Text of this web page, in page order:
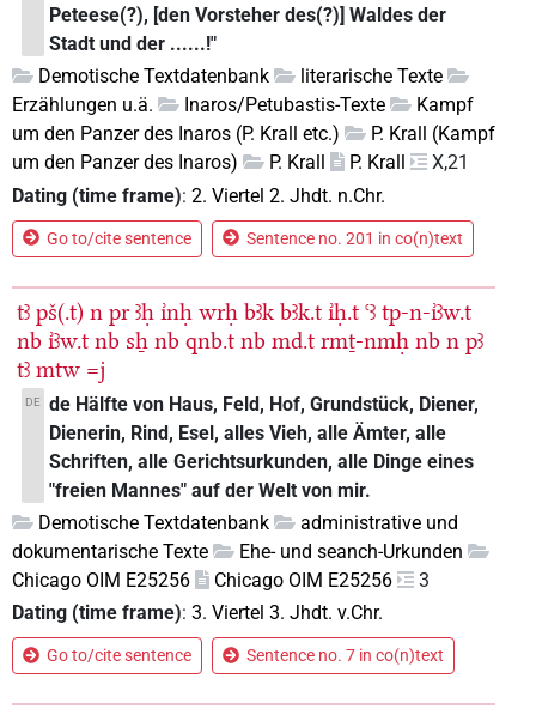
Peteese(?), [den Vorsteher des(?)] Waldes der
Stadt und der ......!"
Demotische Textdatenbank
literarische Texte
Erzählungen u.ä.
Inaros/Petubastis-Texte
Kampf
um den Panzer des Inaros (P. Krall etc.)
P. Krall (Kampf
um den Panzer des Inaros)
P. Krall P. Krall
X,21
Dating (time frame): 2. Viertel 2. Jhdt. n.Chr.
Go to/cite sentence Sentence no. 201 in co(n)text
tꜣ pš(.t) n pr ꜣḥ ı͗nḥ wrḥ bꜣk bꜣk.t ı͗ḥ.t ꜥꜣ tp-n-ı͗ꜣw.t
nb ı͗ꜣw.t nb sẖ nb qnb.t nb md.t rmṯ-nmḥ nb n pꜣ
tꜣ mtw =j
DE de Hälfte von Haus, Feld, Hof, Grundstück, Diener,
Dienerin, Rind, Esel, alles Vieh, alle Ämter, alle
Schriften, alle Gerichtsurkunden, alle Dinge eines
"freien Mannes" auf der Welt von mir.
Demotische Textdatenbank
administrative und
dokumentarische Texte
Ehe- und seanch-Urkunden
Chicago OIM E25256
Chicago OIM E25256
3
Dating (time frame): 3. Viertel 3. Jhdt. v.Chr.
Go to/cite sentence Sentence no. 7 in co(n)text